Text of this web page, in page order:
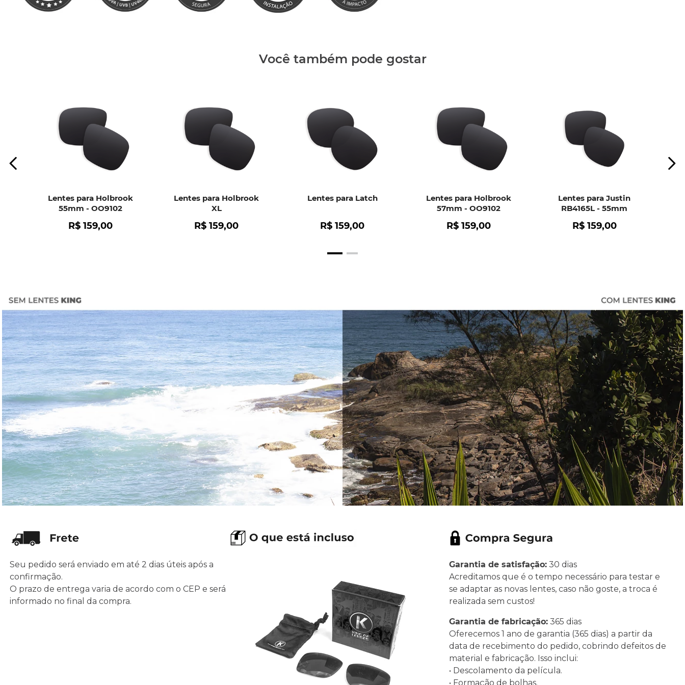
Você também pode gostar
Lentes para Holbrook
55mm - OO9102
R$ 159,00
Lentes para Holbrook
XL
R$ 159,00
Lentes para Latch
R$ 159,00
Lentes para Holbrook
57mm - OO9102
R$ 159,00
Lentes para Justin
RB4165L - 55mm
R$ 159,00
Seu pedido será enviado em até 2 dias úteis após a
confirmação.
O prazo de entrega varia de acordo com o CEP e será
informado no final da compra.
Garantia de satisfação:30 dias
Acreditamos que é o tempo necessário para testar e
se adaptar as novas lentes, caso não goste, a troca é
realizada sem custos!
Garantia de fabricação:365 dias
Oferecemos 1 ano de garantia (365 dias) a partir da
data de recebimento do pedido, cobrindo defeitos de
material e fabricação. Isso inclui:
• Descolamento da película.
• Formação de bolhas.